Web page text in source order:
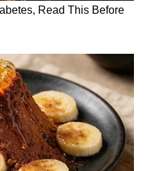
காடு' படம்
ஆகப்போகுது.
- ஜோஜு
படமும் ஜூன்
இப்போ 'அனந்தன்